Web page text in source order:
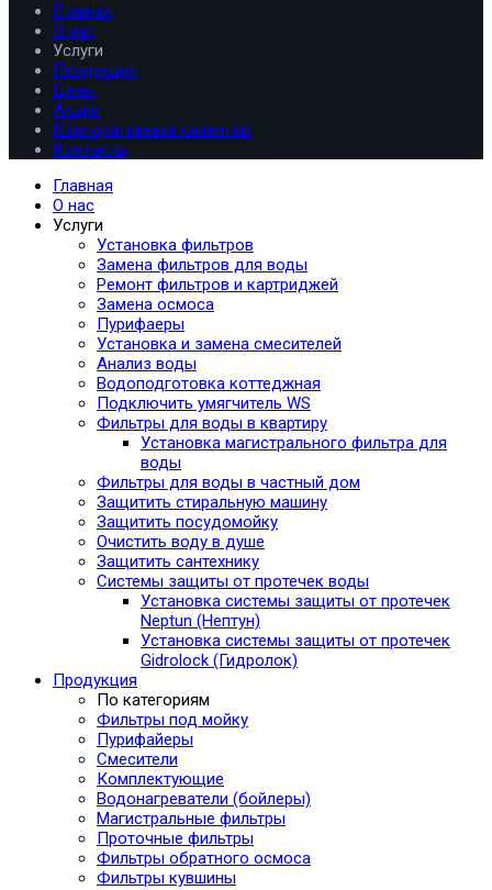
Главная
О нас
Услуги
Продукция
Цены
Акции
Корпоративным клиентам
Контакты
Главная
О нас
Услуги
Установка фильтров
Замена фильтров для воды
Ремонт фильтров и картриджей
Замена осмоса
Пурифаеры
Установка и замена смесителей
Анализ воды
Водоподготовка коттеджная
Подключить умягчитель WS
Фильтры для воды в квартиру
Установка магистрального фильтра для
воды
Фильтры для воды в частный дом
Защитить стиральную машину
Защитить посудомойку
Очистить воду в душе
Защитить сантехнику
Системы защиты от протечек воды
Установка системы защиты от протечек
Neptun (Нептун)
Установка системы защиты от протечек
Gidrolock (Гидролок)
Продукция
По категориям
Фильтры под мойку
Пурифайеры
Смесители
Комплектующие
Водонагреватели (бойлеры)
Магистральные фильтры
Проточные фильтры
Фильтры обратного осмоса
Фильтры кувшины